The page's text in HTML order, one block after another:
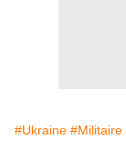
#Ukraine #Militaire